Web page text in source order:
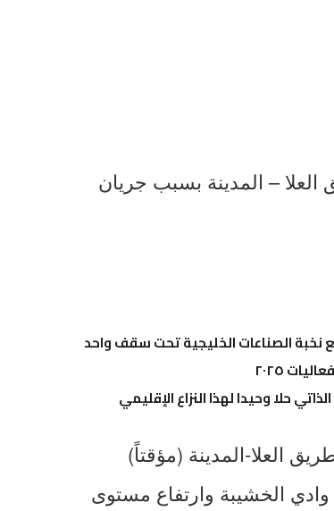
– المدينة بسبب جريان
٢٠٢٥
حلا وحيدا لهذا النزاع الإقليمي
العلا-المدينة (مؤقتاً)
(237)، نظراً لجريان وادي الخشيبة وارتفاع مستوى